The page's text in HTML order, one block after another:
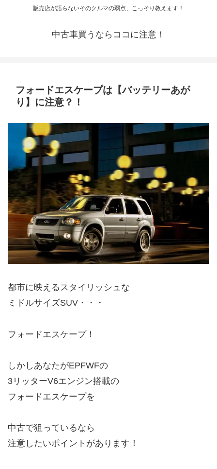
販売店が語らないそのクルマの弱点、こっそり教えます！
中古車買うならココに注意！
フォードエスケープは【バッテリーあが
り】に注意？！
都市に映えるスタイリッシュな
ミドルサイズSUV・・・
フォードエスケープ！
しかしあなたがEPFWFの
3リッターV6エンジン搭載の
フォードエスケープを
中古で狙っているなら
注意したいポイントがあります！